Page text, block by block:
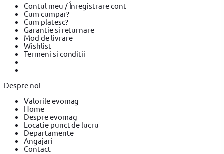
Contul meu / Înregistrare cont
Cum cumpar?
Cum platesc?
Garantie si returnare
Mod de livrare
Wishlist
Termeni si conditii
Despre noi
Valorile evomag
Home
Despre evomag
Locatie punct de lucru
Departamente
Angajari
Contact